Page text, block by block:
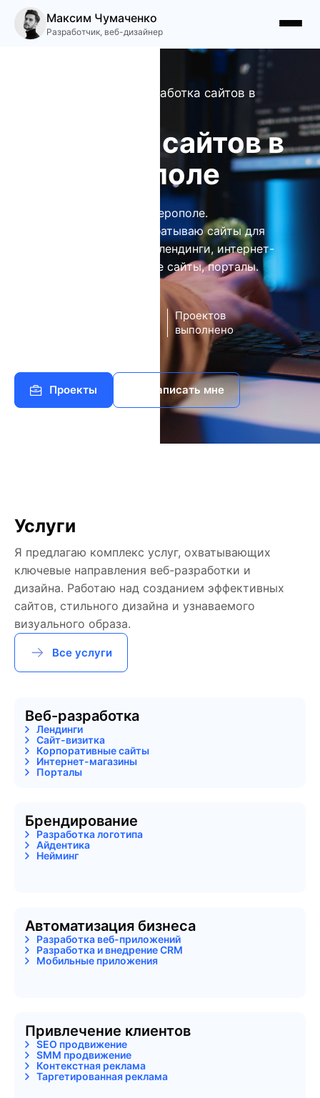
Максим Чумаченко
Разработчик, веб-дизайнер
Профессиональная разработка сайтов в
Создание сайтов в
Симферополе
Создание сайтов в Симферополе.
Профессионально разрабатываю сайты для
бизнеса в Симферополе: лендинги, интернет-
магазины, корпоративные сайты, порталы.
Проектов
выполнено
Проекты Написать мне
Услуги
Я предлагаю комплекс услуг, охватывающих
ключевые направления веб-разработки и
дизайна. Работаю над созданием эффективных
сайтов, стильного дизайна и узнаваемого
визуального образа.
Все услуги
Веб-разработка
Лендинги
Сайт-визитка
Корпоративные сайты
Интернет-магазины
Порталы
Брендирование
Разработка логотипа
Айдентика
Нейминг
Автоматизация бизнеса
Разработка веб-приложений
Разработка и внедрение CRM
Мобильные приложения
Привлечение клиентов
SEO продвижение
SMM продвижение
Контекстная реклама
Таргетированная реклама